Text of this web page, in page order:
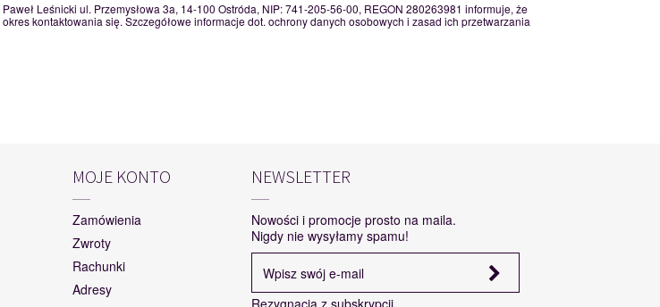
Leśnicki ul. Przemysłowa 3a, 14-100 Ostróda, NIP: 741-205-56-00, REGON 280263981 informuje, że
kontaktowania się. Szczegółowe informacje dot. ochrony danych osobowych i zasad ich przetwarzania
MOJE KONTO
Zamówienia
Zwroty
Rachunki
Adresy
NEWSLETTER
Nowości i promocje prosto na maila.
Nigdy nie wysyłamy spamu!
Rezygnacja z subskrypcji